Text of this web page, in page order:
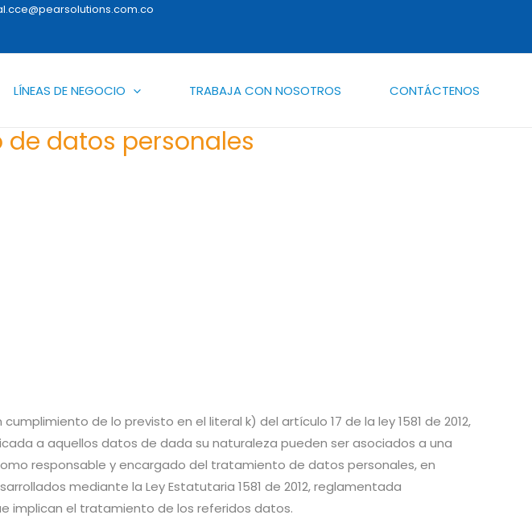
LÍNEAS DE NEGOCIO TRABAJA CON NOSOTROS CONTÁCTENOS
datos personales
cumplimiento de lo previsto en el literal k) del artículo 17 de la ley 1581 de 2012,
a aquellos datos de dada su naturaleza pueden ser asociados a una
responsable y encargado del tratamiento de datos personales, en
mediante la Ley Estatutaria 1581 de 2012, reglamentada
implican el tratamiento de los referidos datos.